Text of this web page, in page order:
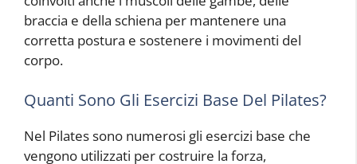
braccia e della schiena per mantenere una
corretta postura e sostenere i movimenti del
corpo.
Quanti Sono Gli Esercizi Base Del Pilates?
Nel Pilates sono numerosi gli esercizi base che
vengono utilizzati per costruire la forza,